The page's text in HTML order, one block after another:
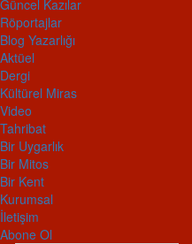
Güncel Kazılar
Röportajlar
Blog Yazarlığı
Aktüel
Dergi
Kültürel Miras
Video
Tahribat
Bir Uygarlık
Bir Mitos
Bir Kent
Kurumsal
İletişim
Abone Ol